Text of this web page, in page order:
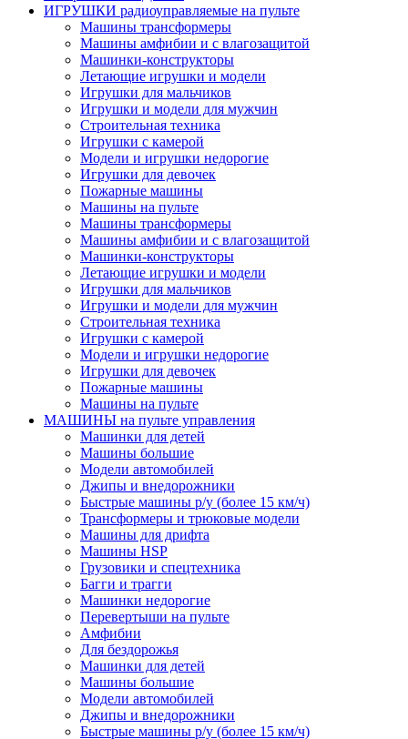
ИГРУШКИ радиоуправляемые на пульте
Машины трансформеры
Машины амфибии и с влагозащитой
Машинки-конструкторы
Летающие игрушки и модели
Игрушки для мальчиков
Игрушки и модели для мужчин
Строительная техника
Игрушки с камерой
Модели и игрушки недорогие
Игрушки для девочек
Пожарные машины
Машины на пульте
Машины трансформеры
Машины амфибии и с влагозащитой
Машинки-конструкторы
Летающие игрушки и модели
Игрушки для мальчиков
Игрушки и модели для мужчин
Строительная техника
Игрушки с камерой
Модели и игрушки недорогие
Игрушки для девочек
Пожарные машины
Машины на пульте
МАШИНЫ на пульте управления
Машинки для детей
Машины большие
Модели автомобилей
Джипы и внедорожники
Быстрые машины р/у (более 15 км/ч)
Трансформеры и трюковые модели
Машины для дрифта
Машины HSP
Грузовики и спецтехника
Багги и трагги
Машинки недорогие
Перевертыши на пульте
Амфибии
Для бездорожья
Машинки для детей
Машины большие
Модели автомобилей
Джипы и внедорожники
Быстрые машины р/у (более 15 км/ч)